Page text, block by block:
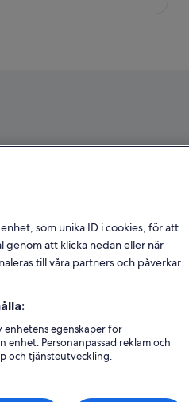
i Sverige
som unika ID i cookies, för att
att klicka nedan eller när
till våra partners och påverkar
egenskaper för
Personanpassad reklam och
och tjänsteutveckling.